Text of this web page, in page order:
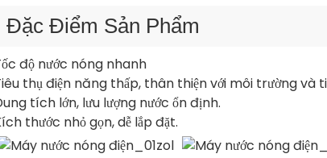
Đặc Điểm Sản Phẩm
độ nước nóng nhanh
thụ điện năng thấp, thân thiện với môi trường và
tích lớn, lưu lượng nước ổn định.
thước nhỏ gọn, dễ lắp đặt.